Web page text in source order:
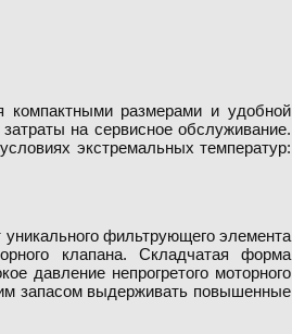
компактными размерами и удобной
на сервисное обслуживание.
экстремальных температур:
фильтрующего элемента
клапана. Складчатая форма
давление непрогретого моторного
запасом выдерживать повышенные